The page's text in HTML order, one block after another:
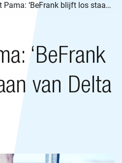
Folkert Pama: ‘BeFrank blijft los staan van Delta Lloyd’
‘BeFrank
van Delta